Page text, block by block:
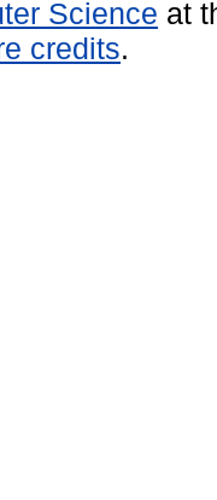
Science at
credits.